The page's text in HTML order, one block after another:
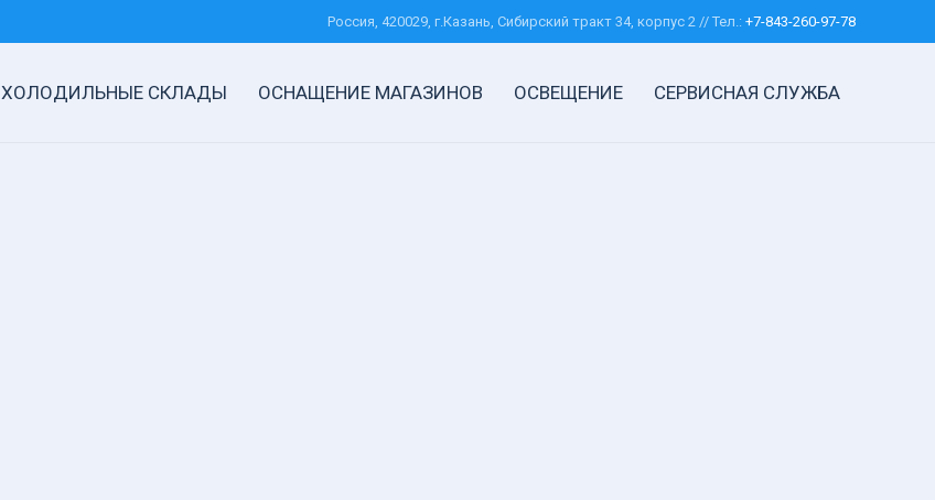
Россия, 420029, г.Казань, Сибирский тракт 34, корпус 2 // Тел.: +7-843-260-97-78
ХОЛОДИЛЬНЫЕ СКЛАДЫ ОСНАЩЕНИЕ МАГАЗИНОВ ОСВЕЩЕНИЕ СЕРВИСНАЯ СЛУЖБА